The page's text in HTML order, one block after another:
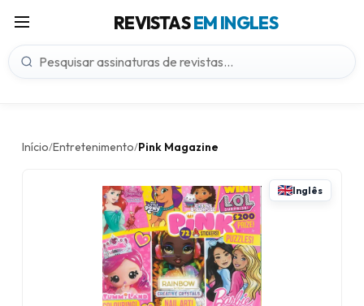
REVISTASEM INGLES
Início/Entretenimento/Pink Magazine
Inglês